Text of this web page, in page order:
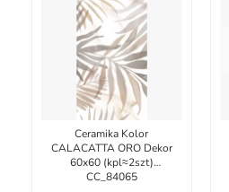
Ceramika Kolor
CALACATTA ORO Dekor
60x60 (kpl≈2szt)
CC_84065